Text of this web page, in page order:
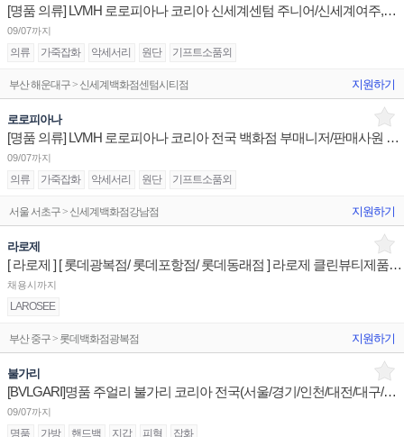
[명품 의류] LVMH 로로피아나 코리아 신세계센텀 주니어/신세계여주,신세계대구 부매니저 채용
09/07까지
의류 가죽잡화 악세서리 원단 기프트소품외
부산 해운대구 > 신세계백화점센텀시티점 지원하기
로로피아나
[명품 의류] LVMH 로로피아나 코리아 전국 백화점 부매니저/판매사원 채용
09/07까지
의류 가죽잡화 악세서리 원단 기프트소품외
서울 서초구 > 신세계백화점강남점 지원하기
라로제
[ 라로제 ] [ 롯데광복점/ 롯데포항점/ 롯데동래점 ] 라로제 클린뷰티제품디스플레이 판매직원
채용시까지
LAROSEE
부산 중구 > 롯데백화점광복점 지원하기
불가리
[BVLGARI]명품 주얼리 불가리 코리아 전국(서울/경기/인천/대전/대구/광주/부산) 점장/부점장/판매사원
09/07까지
명품 가방 핸드백 지갑 피혁 잡화